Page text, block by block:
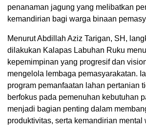
penanaman jagung yang melibatkan
kemandirian bagi warga binaan
Menurut Abdillah Aziz Tarigan, SH,
dilakukan Kalapas Labuhan Ruku
kepemimpinan yang progresif dan
mengelola lembaga pemasyarakatan.
program pemanfaatan lahan pertanian
berfokus pada pemenuhan kebutuhan
menjadi bagian penting dalam
produktivitas, serta kemandirian mental